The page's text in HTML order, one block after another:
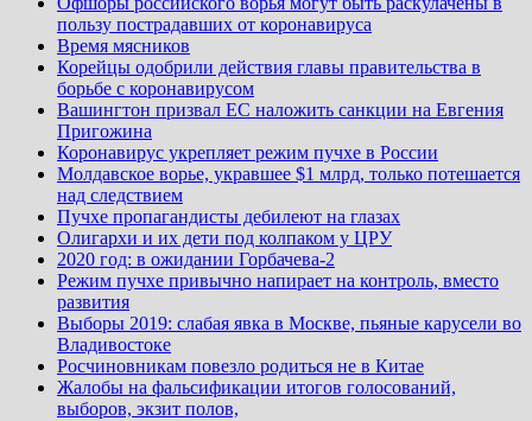
пользу пострадавших от коронавируса
Время мясников
Корейцы одобрили действия главы правительства в
борьбе с коронавирусом
Вашингтон призвал ЕС наложить санкции на Евгения
Пригожина
Коронавирус укрепляет режим пучхе в России
Молдавское ворье, укравшее $1 млрд, только потешается
над следствием
Пучхе пропагандисты дебилеют на глазах
Олигархи и их дети под колпаком у ЦРУ
2020 год: в ожидании Горбачева-2
Режим пучхе привычно напирает на контроль, вместо
развития
Выборы 2019: слабая явка в Москве, пьяные карусели во
Владивостоке
Росчиновникам повезло родиться не в Китае
Жалобы на фальсификации итогов голосований,
выборов, экзит полов,